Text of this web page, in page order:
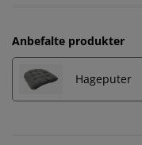
Anbefalte produkter
Hageputer